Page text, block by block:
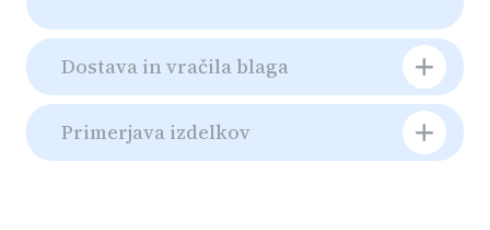
Dostava in vračila blaga
Primerjava izdelkov